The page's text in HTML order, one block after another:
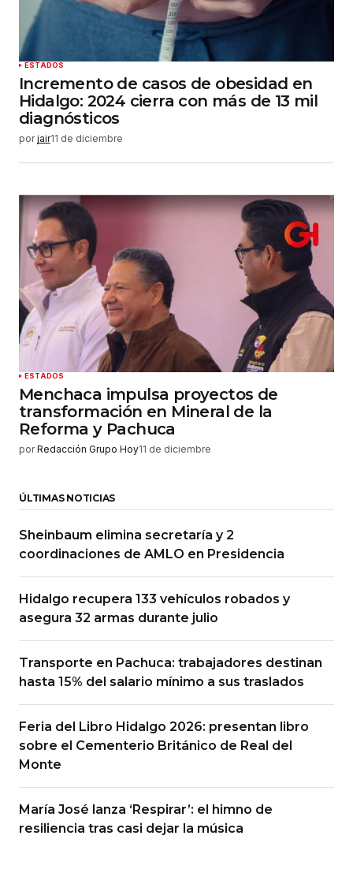
ESTADOS
Incremento de casos de obesidad en
Hidalgo: 2024 cierra con más de 13 mil
diagnósticos
por jair11 de diciembre
ESTADOS
Menchaca impulsa proyectos de
transformación en Mineral de la
Reforma y Pachuca
por Redacción Grupo Hoy11 de diciembre
ÚLTIMAS NOTICIAS
Sheinbaum elimina secretaría y 2
coordinaciones de AMLO en Presidencia
Hidalgo recupera 133 vehículos robados y
asegura 32 armas durante julio
Transporte en Pachuca: trabajadores destinan
hasta 15% del salario mínimo a sus traslados
Feria del Libro Hidalgo 2026: presentan libro
sobre el Cementerio Británico de Real del
Monte
María José lanza ‘Respirar’: el himno de
resiliencia tras casi dejar la música